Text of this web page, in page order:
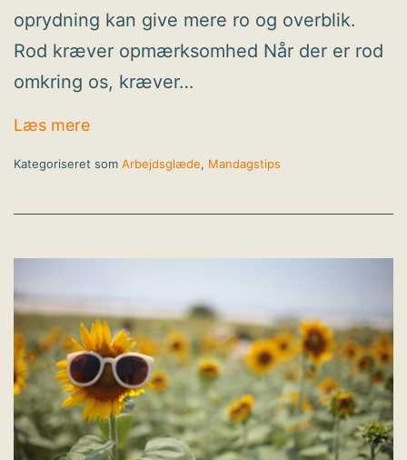
oprydning kan give mere ro og overblik.
Rod kræver opmærksomhed Når der er rod
omkring os, kræver…
Læs mereMandagstip: Brug sommeren til at rydde
Kategoriseret som Arbejdsglæde, Mandagstips